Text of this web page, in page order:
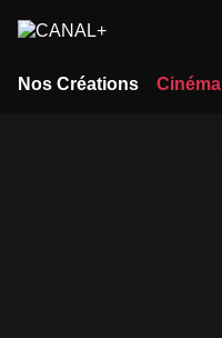
Nos Créations Cinéma